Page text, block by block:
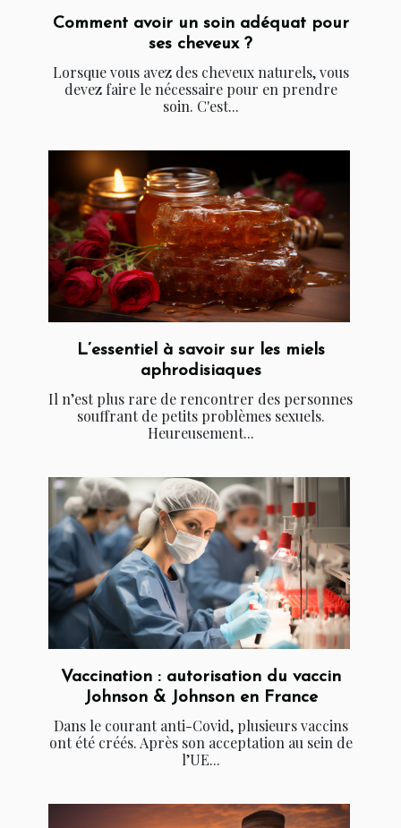
Comment avoir un soin adéquat pour
ses cheveux ?
Lorsque vous avez des cheveux naturels, vous
devez faire le nécessaire pour en prendre
soin. C'est...
L’essentiel à savoir sur les miels
aphrodisiaques
Il n’est plus rare de rencontrer des personnes
souffrant de petits problèmes sexuels.
Heureusement...
Vaccination : autorisation du vaccin
Johnson & Johnson en France
Dans le courant anti-Covid, plusieurs vaccins
ont été créés. Après son acceptation au sein de
l’UE...